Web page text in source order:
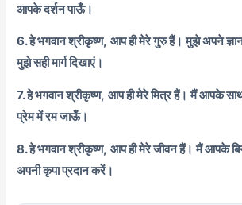
आपके दर्शन पाऊँ।
6. हे भगवान श्रीकृष्ण, आप ही मेरे गुरु हैं। मुझे अपने
मुझे सही मार्ग दिखाएं।
7. हे भगवान श्रीकृष्ण, आप ही मेरे मित्र हैं। मैं आपके
प्रेम में रम जाऊँ।
8. हे भगवान श्रीकृष्ण, आप ही मेरे जीवन हैं। मैं आपके
अपनी कृपा प्रदान करें।